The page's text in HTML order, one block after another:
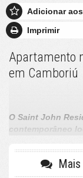
Adicionar
Imprimir
Apartamento
em Camboriú
O Saint John
contemporâneo
infraestrutura
investir com